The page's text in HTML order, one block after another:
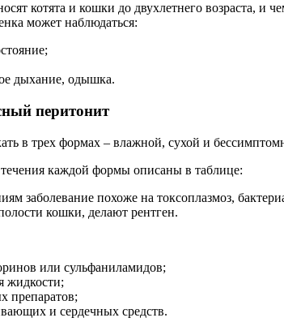
котята и кошки до двухлетнего возраста,
может наблюдаться:
дыхание, одышка.
перитонит
в трех формах – влажной, сухой и
каждой формы описаны в таблице:
заболевание похоже на токсоплазмоз,
кошки, делают рентген.
или сульфаниламидов;
жидкости;
препаратов;
и сердечных средств.